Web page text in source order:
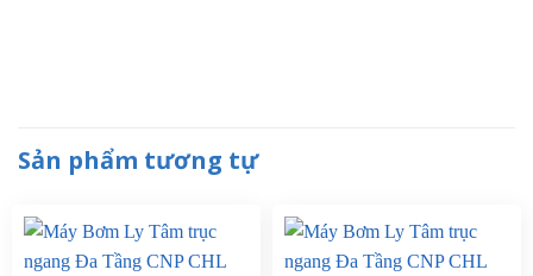
Sản phẩm tương tự